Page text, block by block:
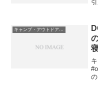
キャンプ・アウトドア用品